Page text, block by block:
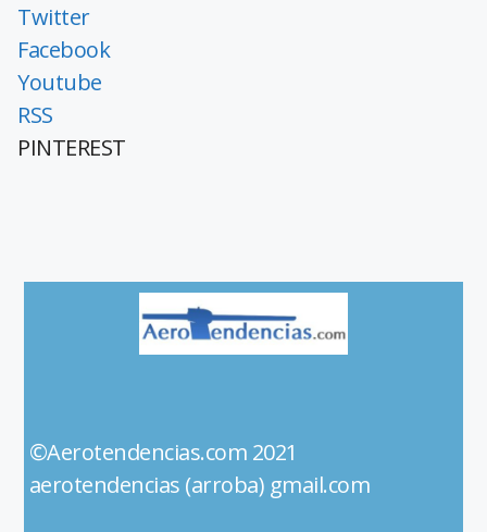
Twitter
Facebook
Youtube
RSS
PINTEREST
©Aerotendencias.com 2021
aerotendencias (arroba) gmail.com